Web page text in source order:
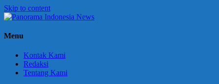
Skip to content
Panorama
Berani
Menu
Kontak Kami
Redaksi
Tentang Kami